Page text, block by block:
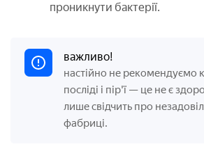
проникнути бактерії.
важливо!
настійно не рекомендуємо
посліді і пір'ї — це не є
лише свідчить про
фабриці.